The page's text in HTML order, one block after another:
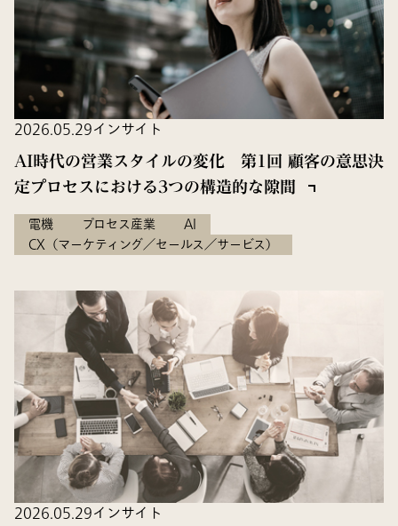
2026.05.29インサイト
AI時代の営業スタイルの変化 第1回 顧客の意思決
定プロセスにおける3つの構造的な隙間
電機 プロセス産業
AI
CX（マーケティング／セールス／サービス）
2026.05.29インサイト